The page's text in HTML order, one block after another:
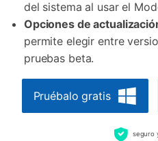
del sistema al usar el
Opciones de
permite elegir entre
pruebas beta.
Pruébalo gratis
seguro
+50M usuarios y +17
Desbloquea, repara y
Recupera y transfiere
Tecnología IA: sin
Abrir App